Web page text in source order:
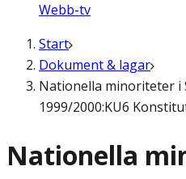
Webb-tv
Start
Dokument & lagar
Nationella minoriteter i
1999/2000:KU6
Nationella